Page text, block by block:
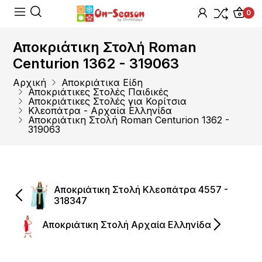
0
Αποκριάτικη Στολή Roman
Centurion 1362 - 319063
Αρχική
Αποκριάτικα Είδη
Αποκριάτικες Στολές Παιδικές
Αποκριάτικες Στολές για Κορίτσια
Κλεοπάτρα - Αρχαία Ελληνίδα
Αποκριάτικη Στολή Roman Centurion 1362 -
319063
Αποκριάτικη Στολή Κλεοπάτρα 4557 -
318347
Αποκριάτικη Στολή Αρχαία Ελληνίδα